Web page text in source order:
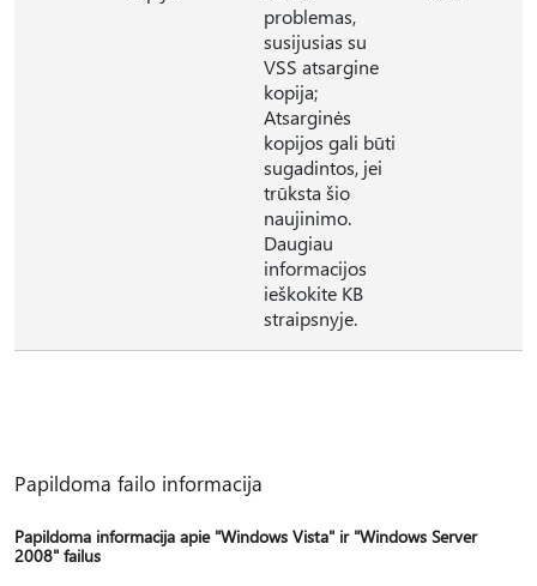
problemas,
susijusias su
VSS atsargine
kopija;
Atsarginės
kopijos gali būti
sugadintos, jei
trūksta šio
naujinimo.
Daugiau
informacijos
ieškokite KB
straipsnyje.
Papildoma failo informacija
Papildoma informacija apie "Windows Vista" ir "Windows Server
2008" failus